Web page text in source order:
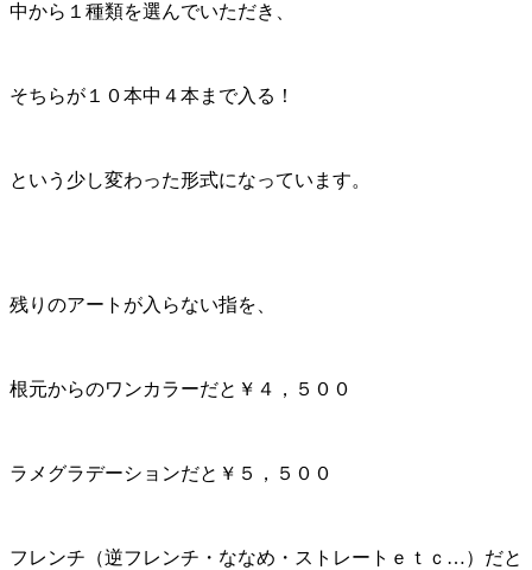
中から１種類を選んでいただき、
そちらが１０本中４本まで入る！
という少し変わった形式になっています。
残りのアートが入らない指を、
根元からのワンカラーだと￥４，５００
ラメグラデーションだと￥５，５００
フレンチ（逆フレンチ・ななめ・ストレートｅｔｃ…）だと